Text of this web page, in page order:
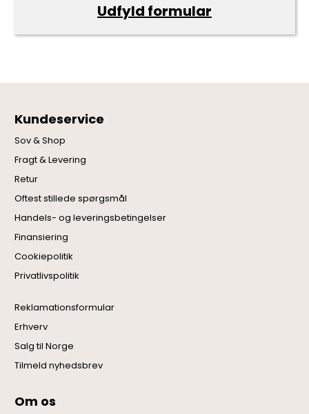
Udfyld formular
Kundeservice
Sov & Shop
Fragt & Levering
Retur
Oftest stillede spørgsmål
Handels- og leveringsbetingelser
Finansiering
Cookiepolitik
Privatlivspolitik
Reklamationsformular
Erhverv
Salg til Norge
Tilmeld nyhedsbrev
Om os